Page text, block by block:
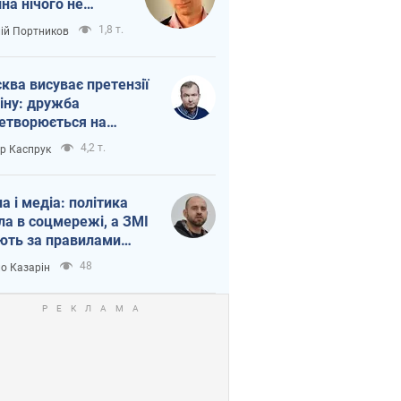
нічого не
з Україною
Портников 1,8 т.
висуває претензії
дружба
на
Росії від
Каспрук 4,2 т.
і медіа: політика
в соцмережі, а ЗМІ
за правилами
Казарін 48